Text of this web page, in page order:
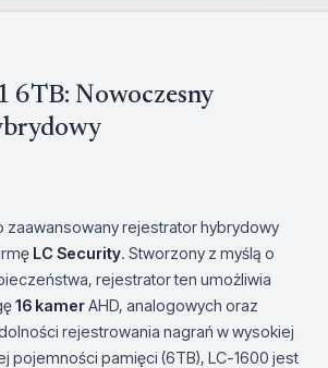
6TB: Nowoczesny
zaawansowany rejestrator hybrydowy
LC Security. Stworzony z myślą o
rejestrator ten umożliwia
16 kamerAHD, analogowych oraz
rejestrowania nagrań w wysokiej
pojemności pamięci (6TB), LC-1600 jest